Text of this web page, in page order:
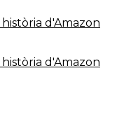
d'Amazon
d'Amazon